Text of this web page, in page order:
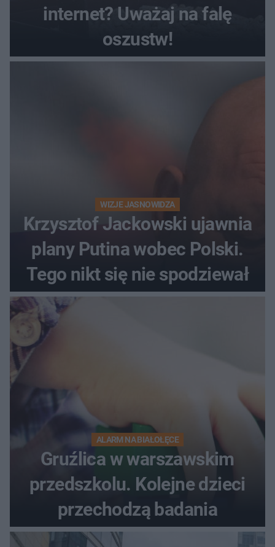
internet? Uważaj na falę
oszustw!
WIZJE JASNOWIDZA
Krzysztof Jackowski ujawnia
plany Putina wobec Polski.
Tego nikt się nie spodziewał
ALARM NA BIAŁOŁĘCE
Gruźlica w warszawskim
przedszkolu. Kolejne dzieci
przechodzą badania